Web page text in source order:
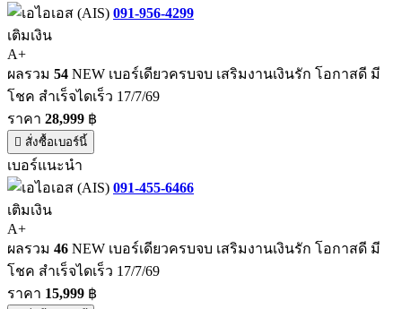
091-956-4299
เติมเงิน
A+
ผลรวม 54 NEW เบอร์เดียวครบจบ เสริมงานเงินรัก โอกาสดี มี
โชค สำเร็จไดเร็ว 17/7/69
ราคา 28,999 ฿
สั่งซื้อเบอร์นี้
เบอร์แนะนำ
091-455-6466
เติมเงิน
A+
ผลรวม 46 NEW เบอร์เดียวครบจบ เสริมงานเงินรัก โอกาสดี มี
โชค สำเร็จไดเร็ว 17/7/69
ราคา 15,999 ฿